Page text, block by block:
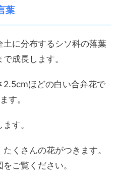
葉
に分布するシソ科の落葉
成長します。
2.5cmほどの白い合弁花で
す。
す。
たくさんの花がつきます。
ご覧ください。